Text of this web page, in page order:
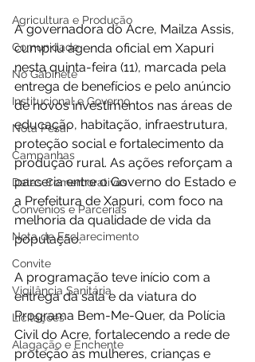
Agricultura e Produção
Comunidade
No Gabinete
Institucional e Governo
Nota Pesar
Campanhas
Datas Comemorativas
Convênios e Parcerias
Nota de Esclarecimento
Convite
Vigilância Sanitária
Licitações
Alagação e Enchente
A governadora do Acre, Mailza Assis,
cumpriu agenda oficial em Xapuri
nesta quinta-feira (11), marcada pela
entrega de benefícios e pelo anúncio
de novos investimentos nas áreas de
educação, habitação, infraestrutura,
proteção social e fortalecimento da
produção rural. As ações reforçam a
parceria entre o Governo do Estado e
a Prefeitura de Xapuri, com foco na
melhoria da qualidade de vida da
população.
A programação teve início com a
entrega da sala e da viatura do
Programa Bem-Me-Quer, da Polícia
Civil do Acre, fortalecendo a rede de
proteção às mulheres, crianças e